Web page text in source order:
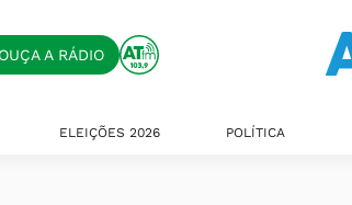
OUÇA A RÁDIO
ELEIÇÕES 2026 POLÍTICA